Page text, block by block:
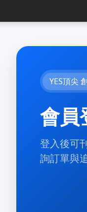
YES頂尖
會員
登入後可
詢訂單與